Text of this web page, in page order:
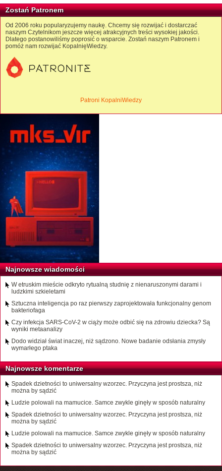
Zostań Patronem
Od 2006 roku popularyzujemy naukę. Chcemy się rozwijać i dostarczać
naszym Czytelnikom jeszcze więcej atrakcyjnych treści wysokiej jakości.
Dlatego postanowiliśmy poprosić o wsparcie. Zostań naszym Patronem i
pomóż nam rozwijać KopalnięWiedzy.
Patroni KopalniWiedzy
Najnowsze wiadomości
W etruskim mieście odkryto rytualną studnię z nienaruszonymi darami i
ludzkimi szkieletami
Sztuczna inteligencja po raz pierwszy zaprojektowała funkcjonalny genom
bakteriofaga
Czy infekcja SARS-CoV-2 w ciąży może odbić się na zdrowiu dziecka? Są
wyniki metaanalizy
Dodo widział świat inaczej, niż sądzono. Nowe badanie odsłania zmysły
wymarłego ptaka
Najnowsze komentarze
Spadek dzietności to uniwersalny wzorzec. Przyczyna jest prostsza, niż
można by sądzić
Ludzie polowali na mamucice. Samce zwykle ginęły w sposób naturalny
Spadek dzietności to uniwersalny wzorzec. Przyczyna jest prostsza, niż
można by sądzić
Ludzie polowali na mamucice. Samce zwykle ginęły w sposób naturalny
Spadek dzietności to uniwersalny wzorzec. Przyczyna jest prostsza, niż
można by sądzić